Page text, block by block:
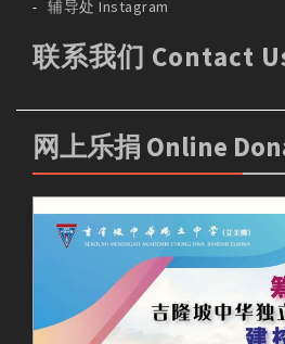
辅导处 Instagram
联系我们 Contact
网上乐捐 Online